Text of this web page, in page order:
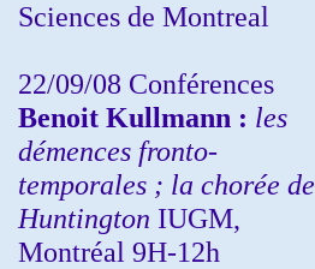
Sciences de Montreal
22/09/08 Conférences
Benoit Kullmann : les
démences fronto-
temporales ; la chorée de
Huntington IUGM,
Montréal 9H-12h